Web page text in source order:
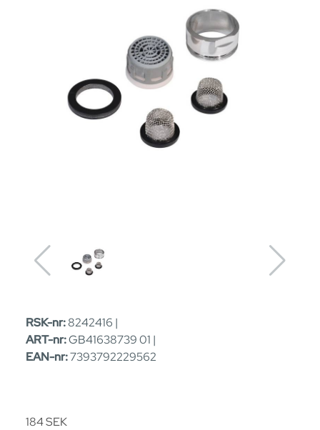
RSK-nr:8242416 |
ART-nr:GB41638739 01 |
EAN-nr:7393792229562
184SEK